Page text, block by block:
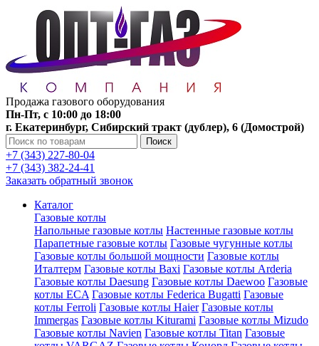
Продажа газового оборудования
Пн-Пт, с 10:00 до 18:00
г. Екатеринбург, Сибирский тракт (дублер), 6 (Домострой)
Поиск
+7 (343) 227-80-04
+7 (343) 382-24-41
Заказать обратный звонок
Каталог
Газовые котлы
Напольные газовые котлы Настенные газовые котлы
Парапетные газовые котлы Газовые чугунные котлы
Газовые котлы большой мощности Газовые котлы
Италтерм Газовые котлы Baxi Газовые котлы Arderia
Газовые котлы Daesung Газовые котлы Daewoo Газовые
котлы ECA Газовые котлы Federica Bugatti Газовые
котлы Ferroli Газовые котлы Haier Газовые котлы
Immergas Газовые котлы Kiturami Газовые котлы Mizudo
Газовые котлы Navien Газовые котлы Titan Газовые